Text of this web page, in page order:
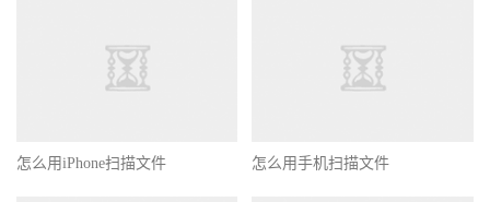
怎么用iPhone扫描文件 怎么用手机扫描文件